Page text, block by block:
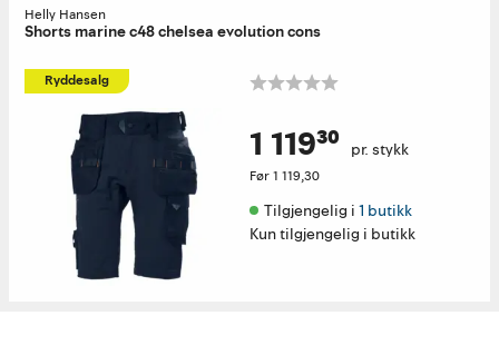
Helly Hansen
Shorts marine c48 chelsea evolution cons
Ryddesalg
1 119³⁰ pr. stykk
Før1 119,30
Tilgjengelig i 1 butikk
Kun tilgjengelig i butikk